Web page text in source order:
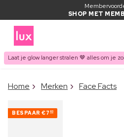
SHOP MET
Laat je glow langer stralen 🤎 alles om je
ITEM
Home Merken Face Facts
BESPAAR €7 40